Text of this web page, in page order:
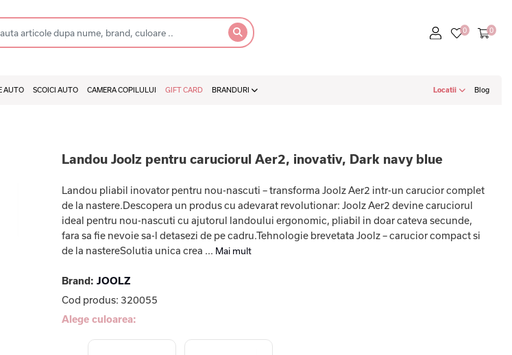
AUTO SCOICI AUTO CAMERA COPILULUI GIFT CARD BRANDURI Locatii Blog
Landou Joolz pentru caruciorul Aer2, inovativ, Dark navy blue
Landou pliabil inovator pentru nou-nascuti – transforma Joolz Aer2 intr-un carucior complet
de la nastere.Descopera un produs cu adevarat revolutionar: Joolz Aer2 devine caruciorul
ideal pentru nou-nascuti cu ajutorul landoului ergonomic, pliabil in doar cateva secunde,
fara sa fie nevoie sa-l detasezi de pe cadru.Tehnologie brevetata Joolz – carucior compact si
de la nastereSolutia unica crea ... Mai mult
Brand: JOOLZ
Cod produs: 320055
Alege culoarea: